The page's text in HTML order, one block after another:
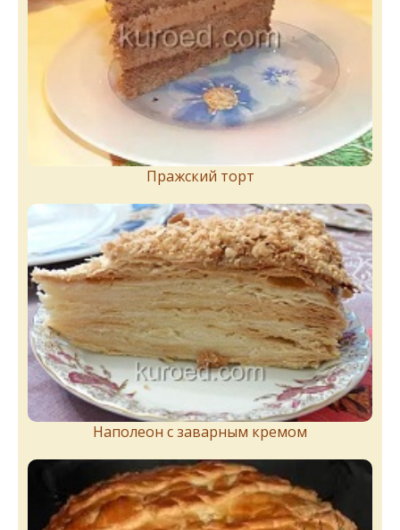
Пражский торт
Наполеон с заварным кремом